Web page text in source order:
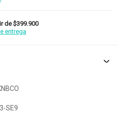
de $399.900
entrega
SE9